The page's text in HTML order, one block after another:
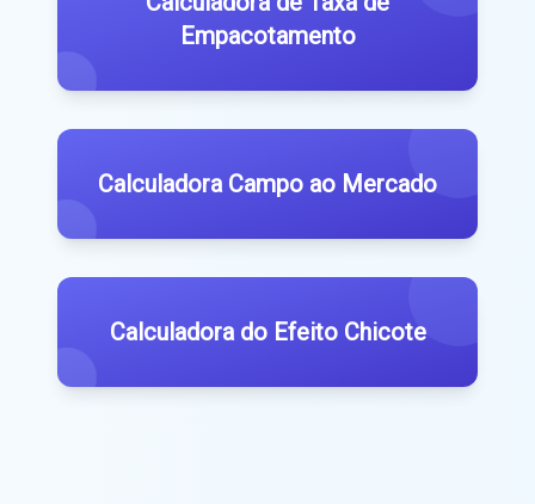
Empacotamento
Calculadora Campo ao Mercado
Calculadora do Efeito Chicote